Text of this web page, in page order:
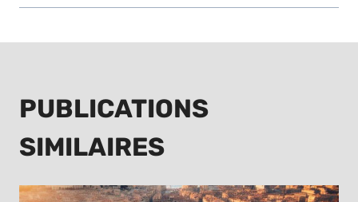
PUBLICATIONS
SIMILAIRES